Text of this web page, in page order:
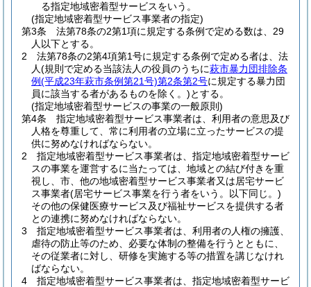
る指定地域密着型サービスをいう。
(指定地域密着型サービス事業者の指定)
第3条
法第78条の2第1項に規定する条例で定める数は、29
人以下とする。
2
法第78条の2第4項第1号に規定する条例で定める者は、法
人(規則で定める当該法人の役員のうちに萩市暴力団排除条
例(平成23年萩市条例第21号)第2条第2号に規定する暴力団
員に該当する者があるものを除く。)とする。
(指定地域密着型サービスの事業の一般原則)
第4条
指定地域密着型サービス事業者は、利用者の意思及び
人格を尊重して、常に利用者の立場に立ったサービスの提
供に努めなければならない。
2
指定地域密着型サービス事業者は、指定地域密着型サービ
スの事業を運営するに当たっては、地域との結び付きを重
視し、市、他の地域密着型サービス事業者又は居宅サービ
ス事業者(居宅サービス事業を行う者をいう。以下同じ。)
その他の保健医療サービス及び福祉サービスを提供する者
との連携に努めなければならない。
3
指定地域密着型サービス事業者は、利用者の人権の擁護、
虐待の防止等のため、必要な体制の整備を行うとともに、
その従業者に対し、研修を実施する等の措置を講じなけれ
ばならない。
4
指定地域密着型サービス事業者は、指定地域密着型サービ